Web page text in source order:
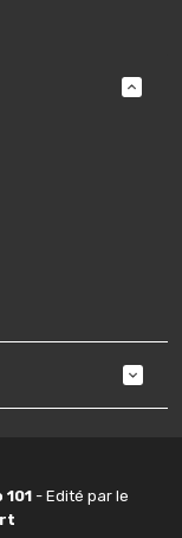
101 - Edité par le